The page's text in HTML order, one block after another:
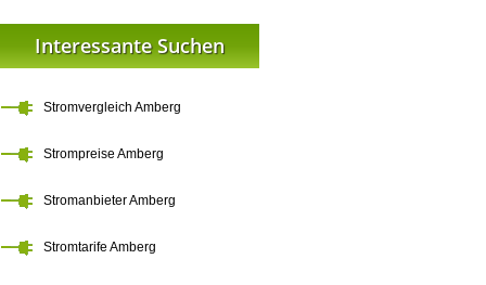
Interessante Suchen
Stromvergleich Amberg
Strompreise Amberg
Stromanbieter Amberg
Stromtarife Amberg